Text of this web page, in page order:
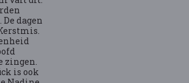
dagen
zingen.
is ook